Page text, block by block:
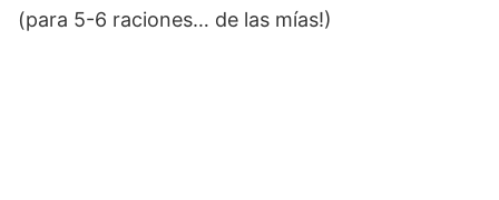
(para 5-6 raciones… de las mías!)